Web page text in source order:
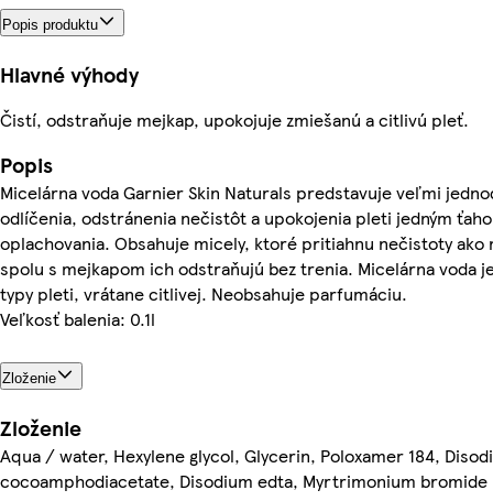
Popis produktu
Hlavné výhody
Čistí, odstraňuje mejkap, upokojuje zmiešanú a citlivú pleť.
Popis
Micelárna voda Garnier Skin Naturals predstavuje veľmi
odlíčenia, odstránenia nečistôt a upokojenia pleti jedným
oplachovania. Obsahuje micely, ktoré pritiahnu nečistoty ako
spolu s mejkapom ich odstraňujú bez trenia. Micelárna voda
typy pleti, vrátane citlivej. Neobsahuje parfumáciu.
Veľkosť balenia: 0.1l
Zloženie
Zloženie
Aqua / water, Hexylene glycol, Glycerin, Poloxamer 184,
cocoamphodiacetate, Disodium edta, Myrtrimonium bromide